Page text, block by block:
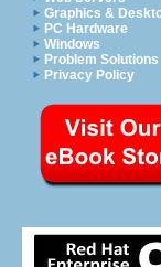
Graphics &
PC Hardware
Windows
Problem Solutions
Privacy Policy